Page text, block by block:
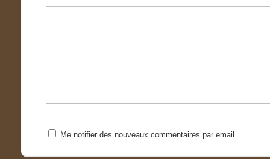
Me notifier des nouveaux commentaires par email